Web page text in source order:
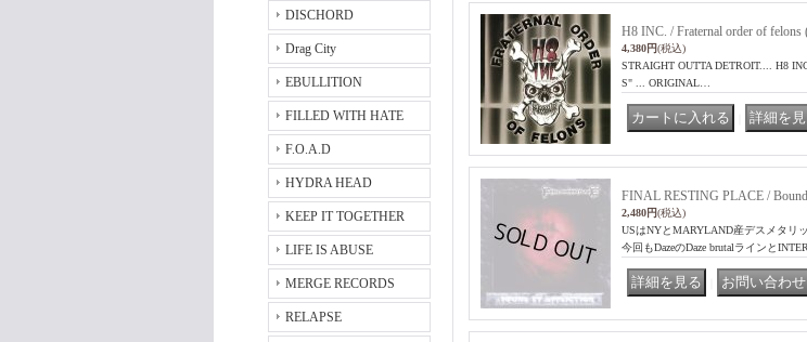
DISCHORD
Drag City
EBULLITION
FILLED WITH HATE
F.O.A.D
HYDRA HEAD
KEEP IT TOGETHER
LIFE IS ABUSE
MERGE RECORDS
RELAPSE
H8 INC. / Fraternal order of felons
4,380円(税込)
STRAIGHT OUTTA DETROIT.... H8
S" ... ORIGINAL…
FINAL RESTING PLACE /
2,480円(税込)
USはNYとMARYLAND産デスメタリ
今回もDazeのDaze brutalラインと